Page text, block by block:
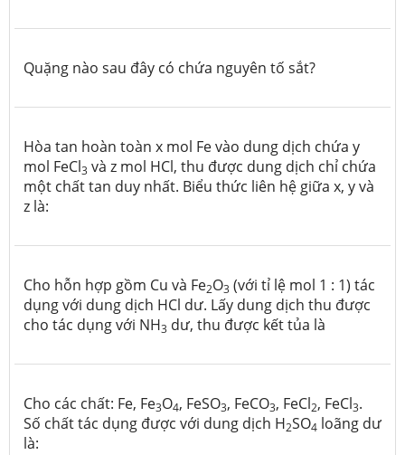
Quặng nào sau đây có chứa nguyên tố sắt?
Hòa tan hoàn toàn x mol Fe vào dung dịch chứa y
mol FeCl3 và z mol HCl, thu được dung dịch chỉ chứa
một chất tan duy nhất. Biểu thức liên hệ giữa x, y và
z là:
Cho hỗn hợp gồm Cu và Fe2O3 (với tỉ lệ mol 1 : 1) tác
dụng với dung dịch HCl dư. Lấy dung dịch thu được
cho tác dụng với NH3 dư, thu được kết tủa là
Cho các chất: Fe, Fe3O4, FeSO3, FeCO3, FeCl2, FeCl3.
Số chất tác dụng được với dung dịch H2SO4 loãng dư
là: